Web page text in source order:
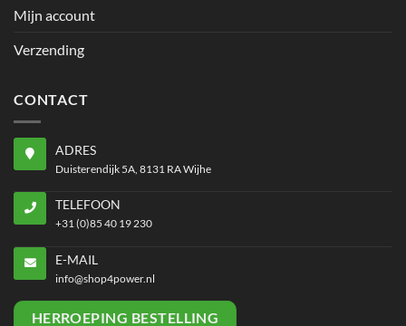
Mijn account
Verzending
CONTACT
ADRES
Duisterendijk 5A, 8131 RA Wijhe
TELEFOON
+31 (0)85 40 19 230
E-MAIL
info@shop4power.nl
HERROEPING BESTELLING